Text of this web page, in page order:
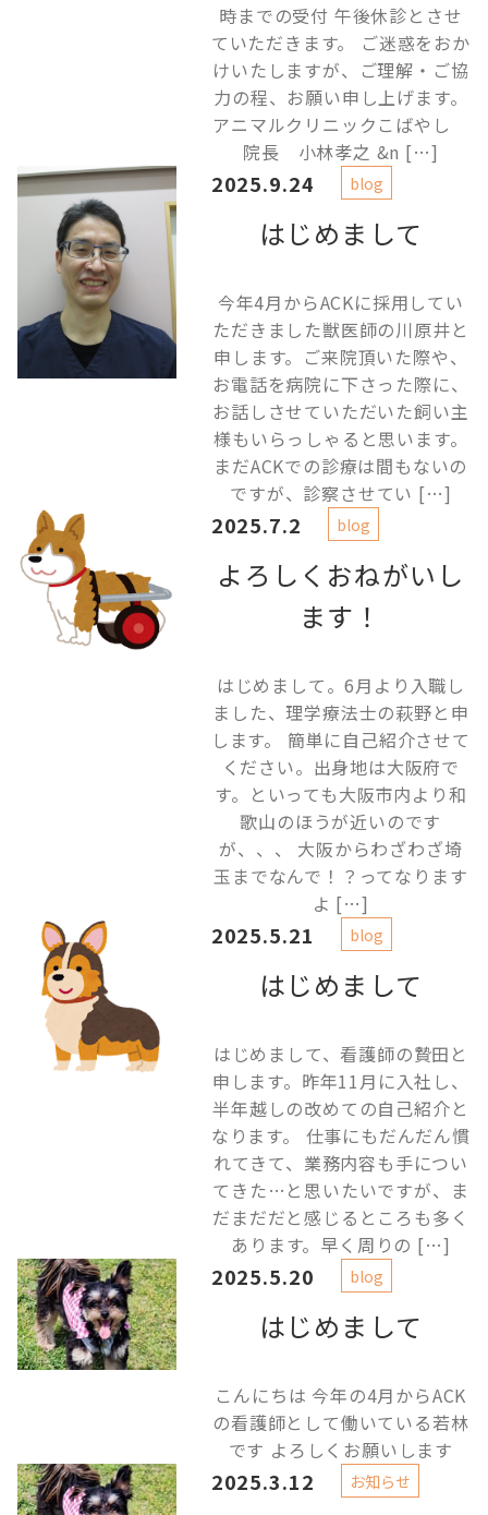
時までの受付 午後休診とさせ
ていただきます。 ご迷惑をおか
けいたしますが、ご理解・ご協
力の程、お願い申し上げます。
アニマルクリニックこばやし
院長 小林孝之 &n […]
はじめまして
2025.9.24 blog
今年4月からACKに採用してい
ただきました獣医師の川原井と
申します。ご来院頂いた際や、
お電話を病院に下さった際に、
お話しさせていただいた飼い主
様もいらっしゃると思います。
まだACKでの診療は間もないの
ですが、診察させてい […]
よろしくおねがいし
ます！
2025.7.2 blog
はじめまして。6月より入職し
ました、理学療法士の萩野と申
します。 簡単に自己紹介させて
ください。出身地は大阪府で
す。といっても大阪市内より和
歌山のほうが近いのです
が、、、 大阪からわざわざ埼
玉までなんで！？ってなります
よ […]
はじめまして
2025.5.21 blog
はじめまして、看護師の贄田と
申します。昨年11月に入社し、
半年越しの改めての自己紹介と
なります。 仕事にもだんだん慣
れてきて、業務内容も手につい
てきた…と思いたいですが、ま
だまだだと感じるところも多く
あります。早く周りの […]
はじめまして
2025.5.20 blog
こんにちは 今年の4月からACK
の看護師として働いている若林
です よろしくお願いします
2025.3.12 お知らせ